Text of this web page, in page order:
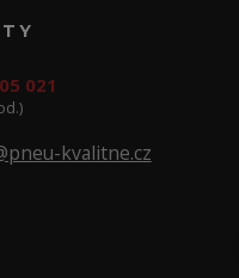
021
kvalitne.cz